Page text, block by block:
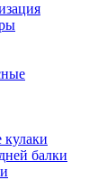
балки